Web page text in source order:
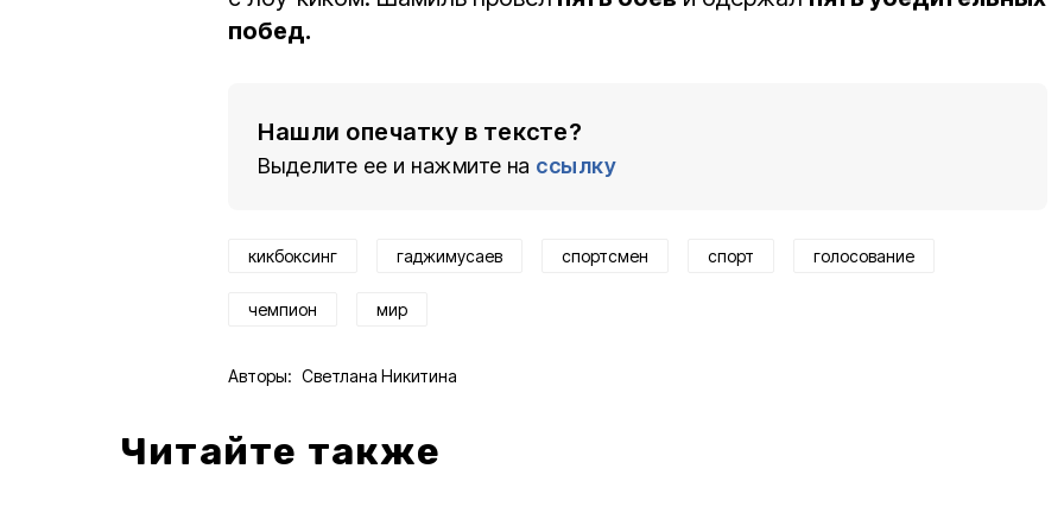
побед.
Нашли опечатку в тексте?
Выделите ее и нажмите на ссылку
кикбоксинг гаджимусаев спортсмен спорт голосование
чемпион мир
Авторы: Светлана Никитина
Читайте также